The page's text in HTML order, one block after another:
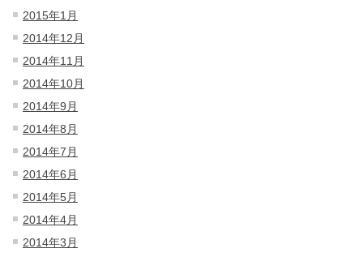
2015年1月
2014年12月
2014年11月
2014年10月
2014年9月
2014年8月
2014年7月
2014年6月
2014年5月
2014年4月
2014年3月